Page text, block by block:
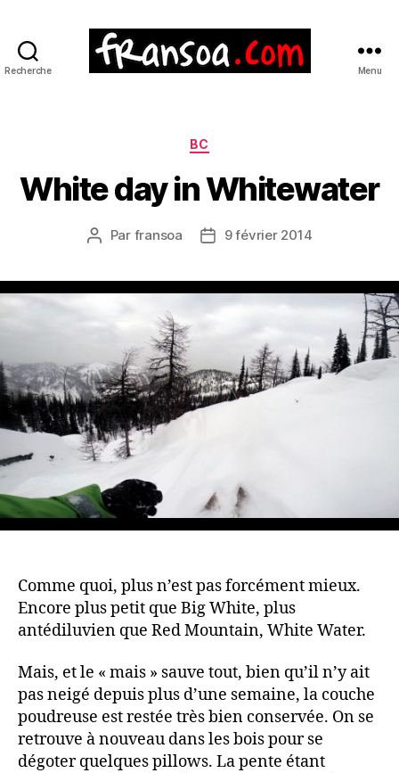
Recherche Menu
Catégories
BC
White day in Whitewater
Auteur
Par fransoa
Date9 février 2014
Comme quoi, plus n’est pas forcément mieux.
Encore plus petit que Big White, plus
antédiluvien que Red Mountain, White Water.
Mais, et le « mais » sauve tout, bien qu’il n’y ait
pas neigé depuis plus d’une semaine, la couche
poudreuse est restée très bien conservée. On se
retrouve à nouveau dans les bois pour se
dégoter quelques pillows. La pente étant